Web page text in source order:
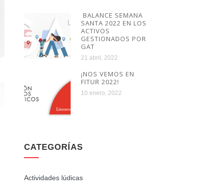
BALANCE SEMANA
SANTA 2022 EN LOS
ACTIVOS
GESTIONADOS POR
GAT
21 abril, 2022
¡NOS VEMOS EN
FITUR 2022!
10 enero, 2022
CATEGORÍAS
Actividades lúdicas